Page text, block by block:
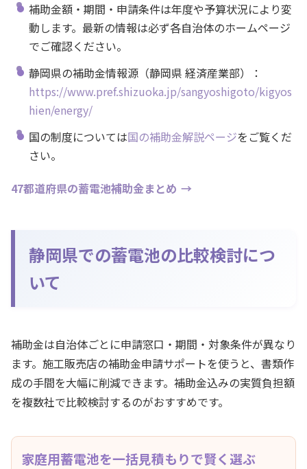
補助金額・期間・申請条件は年度や予算状況により変
動します。最新の情報は必ず各自治体のホームページ
でご確認ください。
静岡県の補助金情報源（静岡県 経済産業部）：
https://www.pref.shizuoka.jp/sangyoshigoto/kigyos
hien/energy/
国の制度については国の補助金解説ページをご覧くだ
さい。
47都道府県の蓄電池補助金まとめ
静岡県での蓄電池の比較検討につ
いて
補助金は自治体ごとに申請窓口・期間・対象条件が異なり
ます。施工販売店の補助金申請サポートを使うと、書類作
成の手間を大幅に削減できます。補助金込みの実質負担額
を複数社で比較検討するのがおすすめです。
家庭用蓄電池を一括見積もりで賢く選ぶ